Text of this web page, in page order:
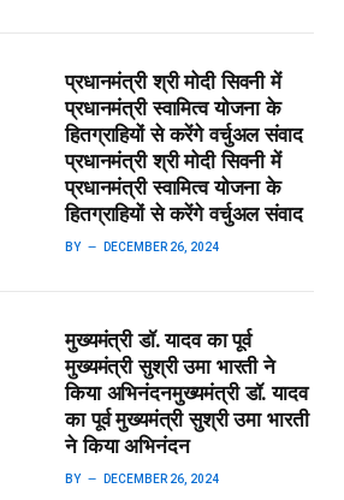
प्रधानमंत्री श्री मोदी सिवनी में
प्रधानमंत्री स्वामित्व योजना के
हितग्राहियों से करेंगे वर्चुअल संवाद​
प्रधानमंत्री श्री मोदी सिवनी में
प्रधानमंत्री स्वामित्व योजना के
हितग्राहियों से करेंगे वर्चुअल संवाद
BY DECEMBER 26, 2024
मुख्यमंत्री डॉ. यादव का पूर्व
मुख्यमंत्री सुश्री उमा भारती ने
किया अभिनंदन​मुख्यमंत्री डॉ. यादव
का पूर्व मुख्यमंत्री सुश्री उमा भारती
ने किया अभिनंदन
BY DECEMBER 26, 2024